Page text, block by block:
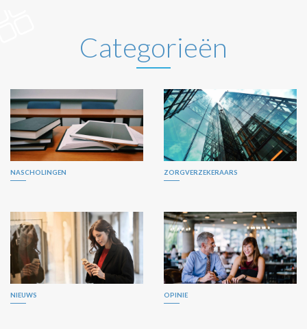
Categorieën
NASCHOLINGEN ZORGVERZEKERAARS
NIEUWS OPINIE